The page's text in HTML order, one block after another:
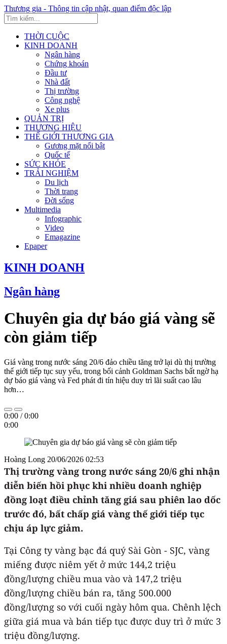
Thương gia - Thông tin cập nhật, quan điểm độc lập
THỜI CUỘC
KINH DOANH
Ngân hàng
Chứng khoán
Đầu tư
Nhà đất
Thị trường
Công nghệ
Xe plus
QUẢN TRỊ
THƯƠNG HIỆU
THẾ GIỚI THƯƠNG GIA
Gương mặt nổi bật
Quốc tế
SỨC KHỎE
TRẢI NGHIỆM
Du lịch
Thời trang
Đời sống
Multimedia
Infographic
Video
Emagazine
Epaper
KINH DOANH
Ngân hàng
Chuyên gia dự báo giá vàng sẽ
còn giảm tiếp
Giá vàng trong nước sáng 20/6 đảo chiều tăng trở lại dù thị trường
thế giới tiếp tục suy yếu, trong bối cảnh Goldman Sachs bất ngờ hạ
dự báo giá vàng và Fed phát đi tín hiệu duy trì lãi suất cao lâu
hơn…
0:00 /0:00
0:00
Hoàng Long 20/06/2026 02:53
Thị trường vàng trong nước sáng 20/6 ghi nhận
diễn biến hồi phục khi nhiều doanh nghiệp
đồng loạt điều chỉnh tăng giá sau phiên lao dốc
trước đó, bất chấp giá vàng thế giới tiếp tục
chịu áp lực giảm.
Tại Công ty vàng bạc đá quý Sài Gòn - SJC, vàng
miếng được niêm yết ở mức 144,2 triệu
đồng/lượng chiều mua vào và 147,2 triệu
đồng/lượng chiều bán ra, tăng 500.000
đồng/lượng so với cuối ngày hôm qua. Chênh lệch
giữa giá mua và bán tiếp tục được duy trì ở mức 3
triệu đồng/lượng.